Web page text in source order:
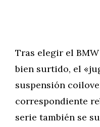
Tras elegir el
bien surtido, el
suspensión
correspondiente
serie también se